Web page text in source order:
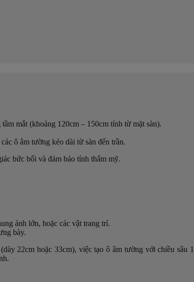
mắt (khoảng 120cm – 150cm tính từ mặt sàn).
ô âm tường kéo dài từ sàn đến trần.
bức bối và đảm bảo tính thẩm mỹ.
ảnh lớn, hoặc các vật trang trí.
bày.
22cm hoặc 33cm), việc tạo ô âm tường với chiều sâu